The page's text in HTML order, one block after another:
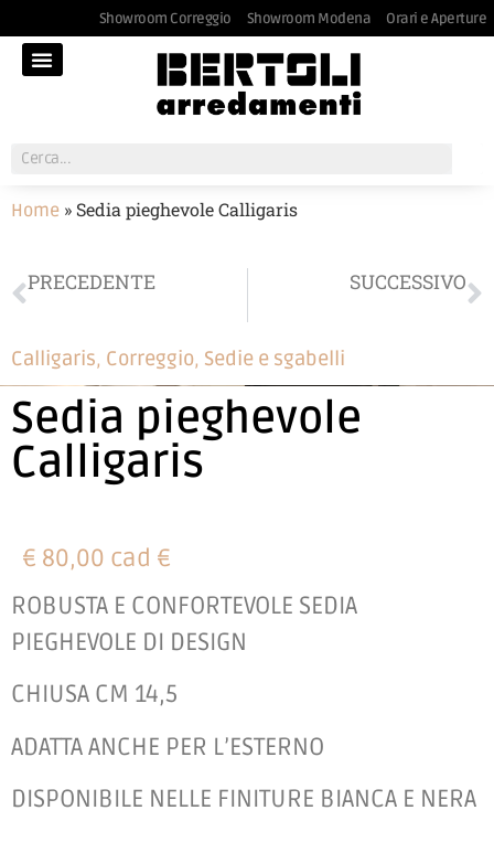
Showroom Correggio Showroom Modena Orari e Aperture
Home » Sedia pieghevole Calligaris
PRECEDENTE SUCCESSIVO
Calligaris, Correggio, Sedie e sgabelli
Sedia pieghevole
Calligaris
€ 80,00 cad €
ROBUSTA E CONFORTEVOLE SEDIA
PIEGHEVOLE DI DESIGN
CHIUSA CM 14,5
ADATTA ANCHE PER L’ESTERNO
DISPONIBILE NELLE FINITURE BIANCA E NERA